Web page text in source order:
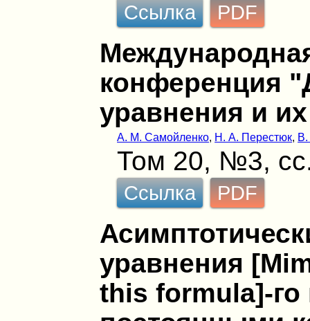
Ссылка PDF
конференция
уравнения и
А. М. Самойленко, Н. А. Перестюк,
Том 20, №3,
Ссылка PDF
уравнения
this formula]-го